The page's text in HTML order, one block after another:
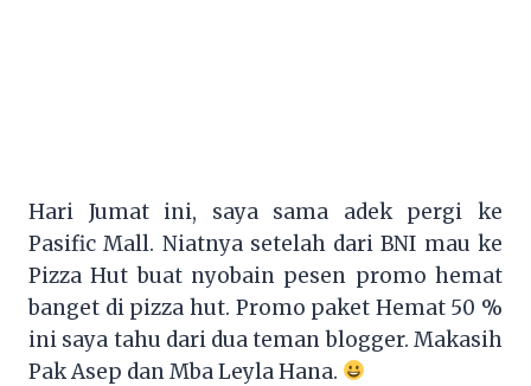
Hari Jumat ini, saya sama adek pergi ke
Pasific Mall. Niatnya setelah dari BNI mau ke
Pizza Hut buat nyobain pesen promo hemat
banget di pizza hut. Promo paket Hemat 50 %
ini saya tahu dari dua teman blogger. Makasih
Pak Asep dan Mba Leyla Hana.